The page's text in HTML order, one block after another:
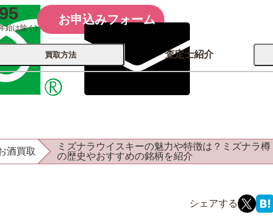
始は除く)
お申込みフォーム
古銭 ⁄
記念硬貨
レコード カメラ
買取方法 査定士紹介
酒買取
ミズナラウイスキーの魅力や特徴は？ミズナラ樽
の歴史やおすすめの銘柄を紹介